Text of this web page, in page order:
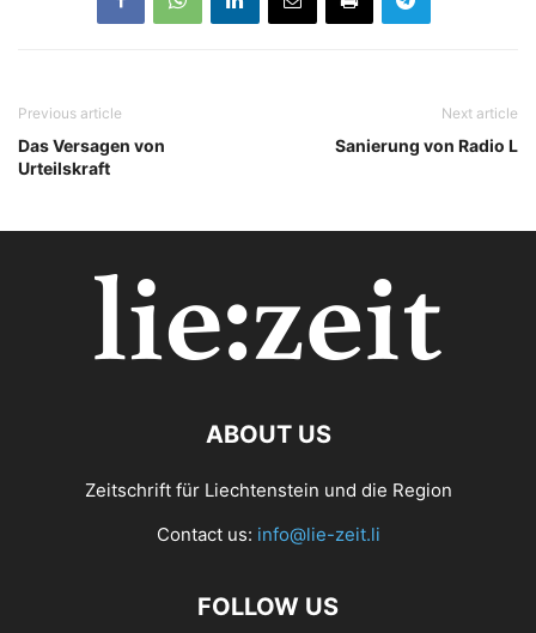
Previous article
Das Versagen von
Urteilskraft
Next article
Sanierung von Radio L
ABOUT US
Zeitschrift für Liechtenstein und die Region
Contact us: info@lie-zeit.li
FOLLOW US